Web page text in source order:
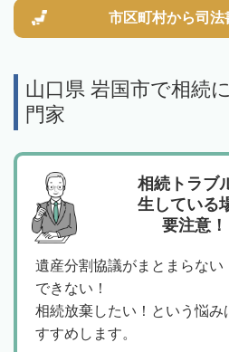
市区町村から司法
山口県 岩国市で相続
門家
相続トラブ
生している
要注意！
遺産分割協議がまとまらな
できない！
相続放棄したい！という悩み
すすめします。